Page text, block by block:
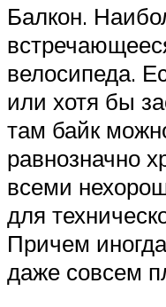
Балкон.
велосипеда.
или хотя бы
там байк
равнозначно
всеми
для
Причем
даже совсем